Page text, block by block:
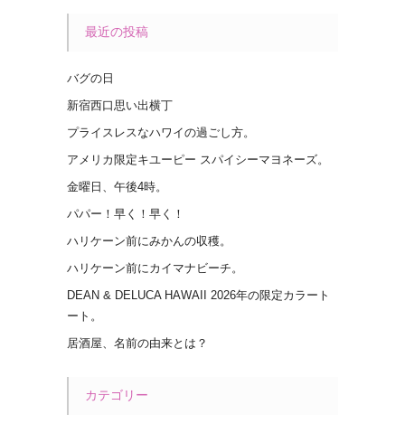
最近の投稿
バグの日
新宿西口思い出横丁
プライスレスなハワイの過ごし方。
アメリカ限定キユーピー スパイシーマヨネーズ。
金曜日、午後4時。
パパー！早く！早く！
ハリケーン前にみかんの収穫。
ハリケーン前にカイマナビーチ。
DEAN & DELUCA HAWAII 2026年の限定カラート
ート。
居酒屋、名前の由来とは？
カテゴリー